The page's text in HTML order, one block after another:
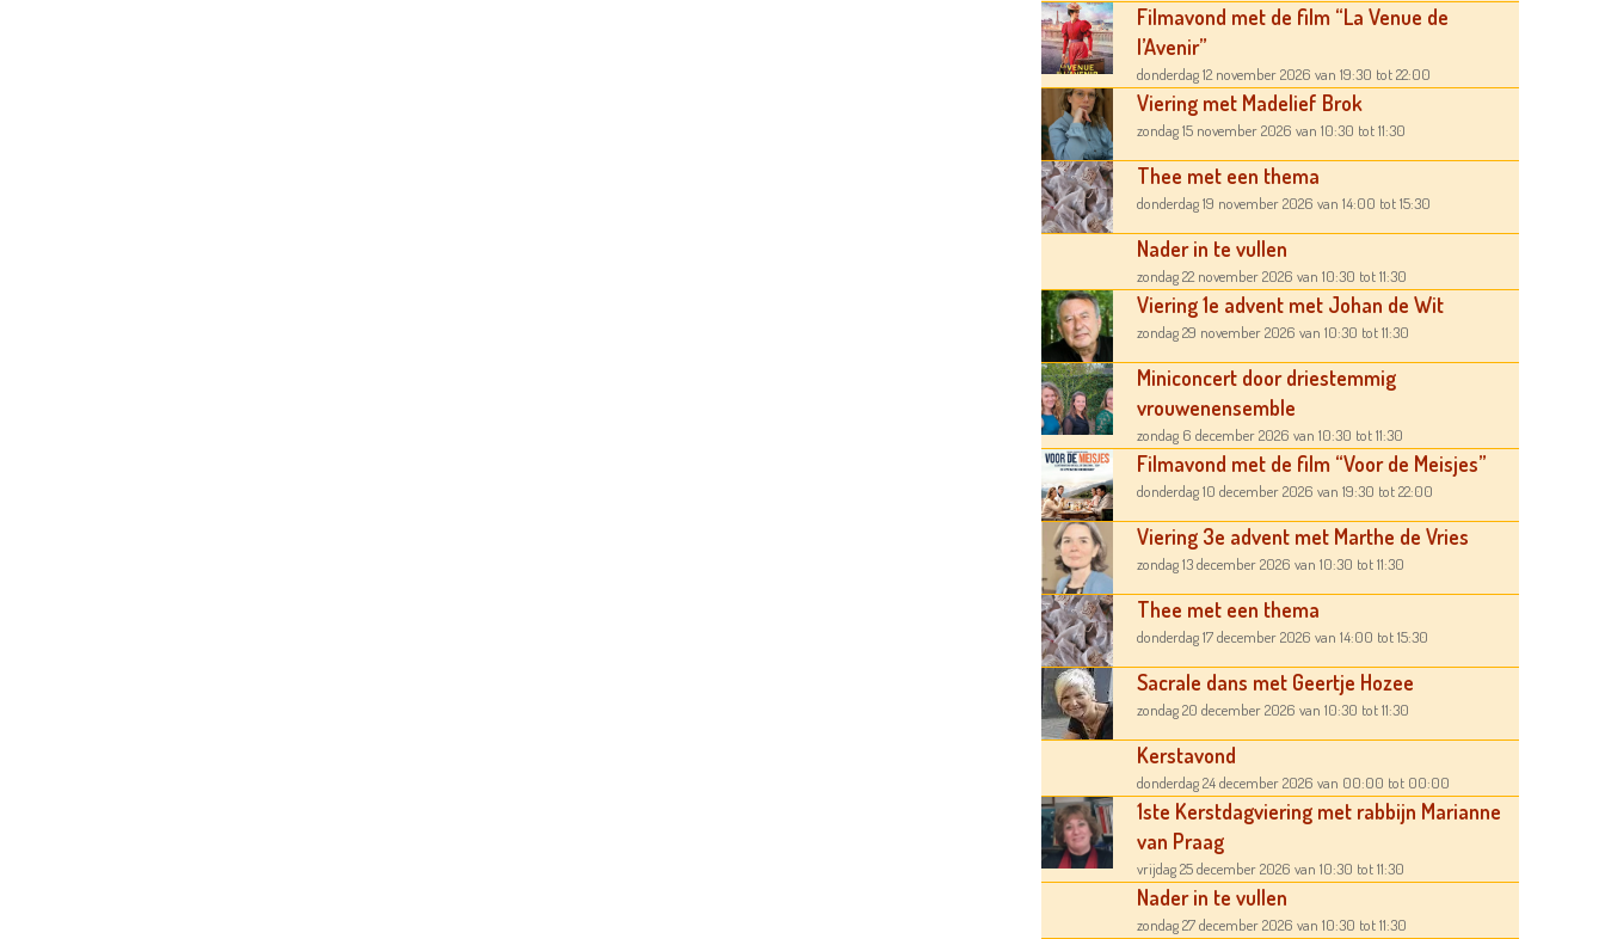
Filmavond met de film “La Venue de
l’Avenir”
donderdag 12 november 2026 van 19:30 tot 22:00
Viering met Madelief Brok
zondag 15 november 2026 van 10:30 tot 11:30
Thee met een thema
donderdag 19 november 2026 van 14:00 tot 15:30
Nader in te vullen
zondag 22 november 2026 van 10:30 tot 11:30
Viering 1e advent met Johan de Wit
zondag 29 november 2026 van 10:30 tot 11:30
Miniconcert door driestemmig
vrouwenensemble
zondag 6 december 2026 van 10:30 tot 11:30
Filmavond met de film “Voor de Meisjes”
donderdag 10 december 2026 van 19:30 tot 22:00
Viering 3e advent met Marthe de Vries
zondag 13 december 2026 van 10:30 tot 11:30
Thee met een thema
donderdag 17 december 2026 van 14:00 tot 15:30
Sacrale dans met Geertje Hozee
zondag 20 december 2026 van 10:30 tot 11:30
Kerstavond
donderdag 24 december 2026 van 00:00 tot 00:00
1ste Kerstdagviering met rabbijn Marianne
van Praag
vrijdag 25 december 2026 van 10:30 tot 11:30
Nader in te vullen
zondag 27 december 2026 van 10:30 tot 11:30